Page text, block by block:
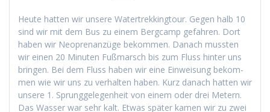
Heute hat­ten wir unsere Watertrekking­tour. Gegen halb 10
sind wir mit dem Bus zu einem Bergcamp gefahren. Dort
haben wir Neo­pre­nanzüge bekom­men. Danach mussten
wir einen 20 Minuten Fuß­marsch bis zum Fluss hin­ter uns
brin­gen. Bei dem Fluss haben wir eine Ein­weisung bekom­
men wie wir uns zu ver­hal­ten haben. Kurz danach hat­ten wir
unsere 1. Sprunggele­gen­heit von einem oder drei Metern.
Das Wass­er war sehr kalt. Etwas später kamen wir zu zwei